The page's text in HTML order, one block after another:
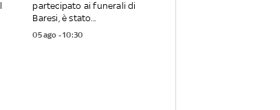
partecipato ai funerali di
Baresi, è stato...
05 ago - 10:30